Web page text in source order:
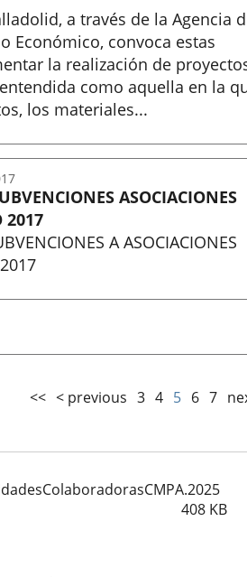
a través de la Agencia
Económico, convoca estas
la realización de
como aquella en la
los materiales...
ASOCIACIONES
2017
A ASOCIACIONES
<< < previous 3 4 5 6 7
408 KB